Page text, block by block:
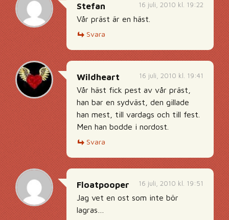
16 juli, 2010 kl. 19:22
Stefan
Vår präst är en häst.
Svara
16 juli, 2010 kl. 19:41
Wildheart
Vår häst fick pest av vår präst,
han bar en sydväst, den gillade
han mest, till vardags och till fest.
Men han bodde i nordost.
Svara
16 juli, 2010 kl. 19:51
Floatpooper
Jag vet en ost som inte bör
lagras…